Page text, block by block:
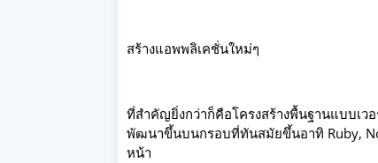
สร้างแอพพลิเคชั่นใหม่ๆ
ที่สำคัญยิ่งกว่าก็คือโครงสร้างพื้นฐานแบบเ
พัฒนาขึ้นบนกรอบที่ทันสมัยขึ้นอาทิ Ruby,
หน้า